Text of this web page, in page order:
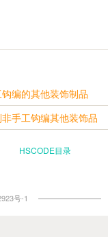
编的其他装饰制品
手工钩编其他装饰品
HSCODE目录
号-1